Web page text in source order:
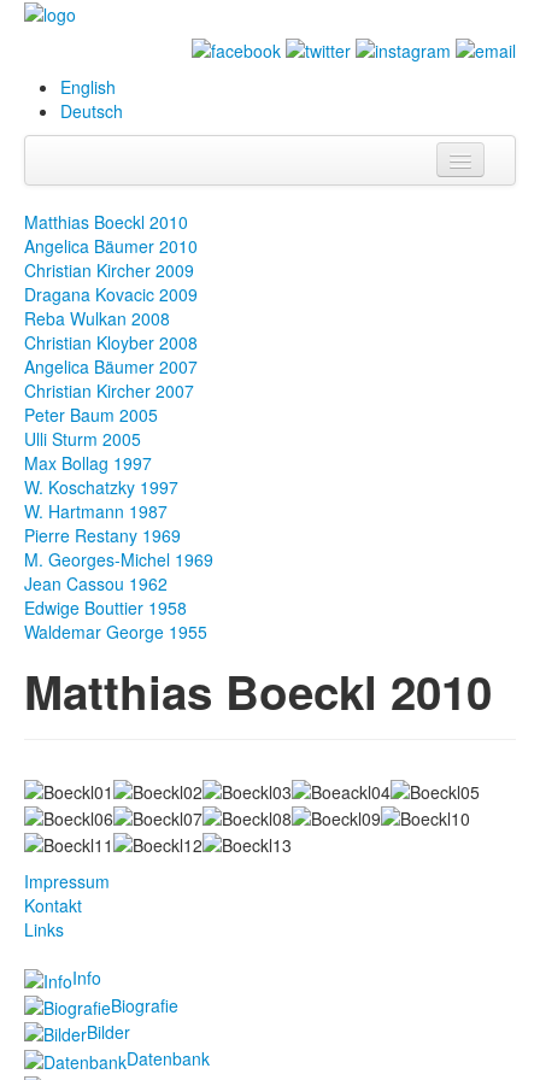
English
Deutsch
Biografie
Bilder
Datenbank
& Projekte
Events
Presse
Fotos
Publikationen
Texte
Museen
Matthias Boeckl 2010
Angelica Bäumer 2010
Christian Kircher 2009
Dragana Kovacic 2009
Reba Wulkan 2008
Christian Kloyber 2008
Angelica Bäumer 2007
Christian Kircher 2007
Peter Baum 2005
Ulli Sturm 2005
Max Bollag 1997
W. Koschatzky 1997
W. Hartmann 1987
Pierre Restany 1969
M. Georges-Michel 1969
Jean Cassou 1962
Edwige Bouttier 1958
Waldemar George 1955
Matthias Boeckl 2010
Impressum
Kontakt
Links
Info
Biografie
Bilder
Datenbank